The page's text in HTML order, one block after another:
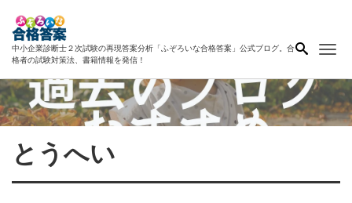
中小企業診断士２次試験の再現答案分析「ふぞろいな合格答案」公式ブログ。合
格者の試験対策法、書籍情報を発信！
とうへい